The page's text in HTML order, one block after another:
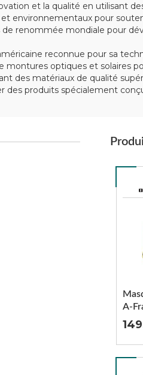
et la qualité en utilisant
environnementaux pour
de renommée mondiale pour
reconnue pour sa
montures optiques et solaires
des matériaux de qualité
produits spécialement
A-